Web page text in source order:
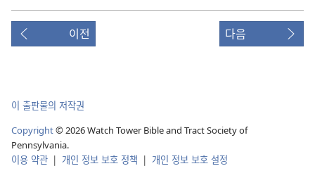
이전 다음
이 출판물의 저작권
Copyright© 2026 Watch Tower Bible and Tract Society of
Pennsylvania.
이용 약관 | 개인 정보 보호 정책 | 개인 정보 보호 설정